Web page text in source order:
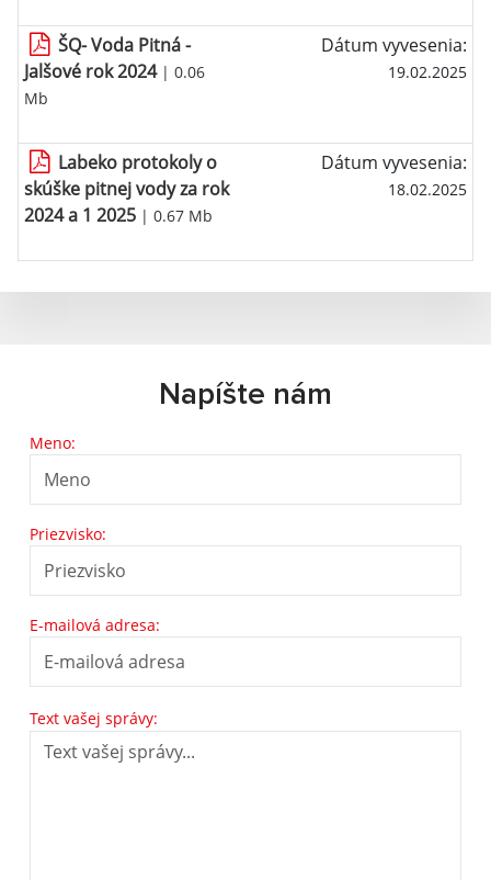
ŠQ- Voda Pitná -
Jalšové rok 2024| 0.06
Mb
Dátum vyvesenia:
19.02.2025
Labeko protokoly o
skúške pitnej vody za rok
2024 a 1 2025 | 0.67 Mb
Dátum vyvesenia:
18.02.2025
Napíšte nám
Meno:
Priezvisko:
E-mailová adresa:
Text vašej správy: